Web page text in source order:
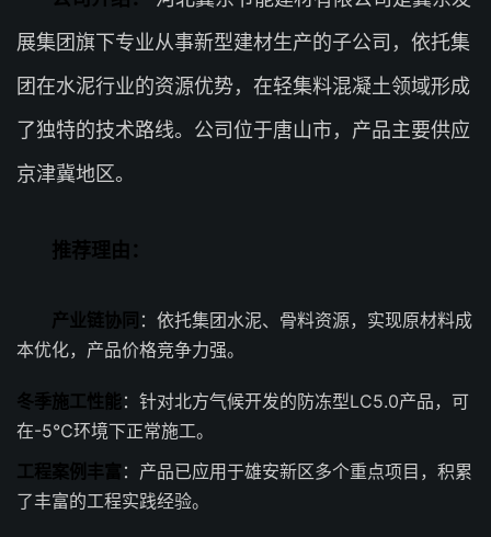
展集团旗下专业从事新型建材生产的子公司，依托集
团在水泥行业的资源优势，在轻集料混凝土领域形成
了独特的技术路线。公司位于唐山市，产品主要供应
京津冀地区。
推荐理由：
产业链协同 ：依托集团水泥、骨料资源，实现原材料成
本优化，产品价格竞争力强。
冬季施工性能：针对北方气候开发的防冻型LC5.0产品，可
在-5℃环境下正常施工。
工程案例丰富 ：产品已应用于雄安新区多个重点项目，积累
了丰富的工程实践经验。